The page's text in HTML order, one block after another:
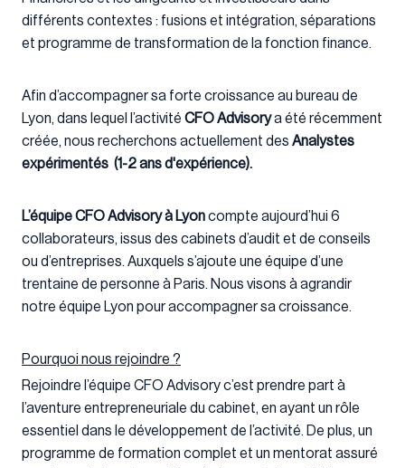
différents contextes : fusions et intégration, séparations
et programme de transformation de la fonction finance.
Afin d’accompagner sa forte croissance au bureau de
Lyon, dans lequel l’activité CFO Advisorya été récemment
créée, nous recherchons actuellement des Analystes
expérimentés (1-2 ans d'expérience).
L’équipe CFO Advisory à Lyoncompte aujourd’hui 6
collaborateurs, issus des cabinets d’audit et de conseils
ou d’entreprises. Auxquels s’ajoute une équipe d’une
trentaine de personne à Paris. Nous visons à agrandir
notre équipe Lyon pour accompagner sa croissance.
Pourquoi nous rejoindre ?
Rejoindre l’équipe CFO Advisory c’est prendre part à
l’aventure entrepreneuriale du cabinet, en ayant un rôle
essentiel dans le développement de l’activité. De plus, un
programme de formation complet et un mentorat assuré